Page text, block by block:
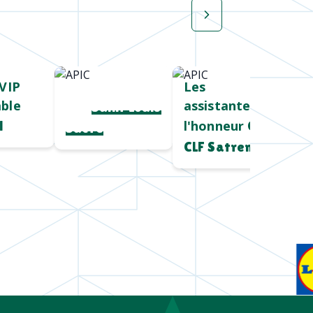
Saint Louis
Sucre
Les
assistantes à
l'honneur Chez
CLF Satrem